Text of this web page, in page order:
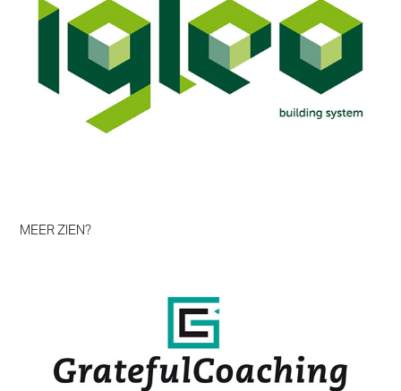
MEER ZIEN?
GratefulCoaching